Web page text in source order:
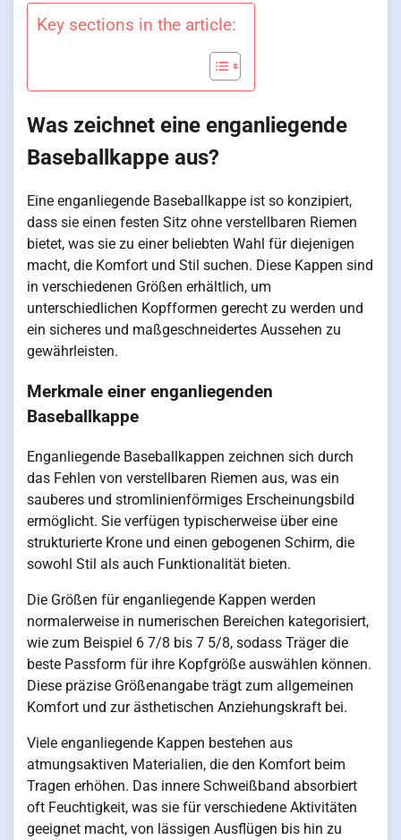
Key sections in the article:
Was zeichnet eine enganliegende
Baseballkappe aus?
Eine enganliegende Baseballkappe ist so konzipiert,
dass sie einen festen Sitz ohne verstellbaren Riemen
bietet, was sie zu einer beliebten Wahl für diejenigen
macht, die Komfort und Stil suchen. Diese Kappen sind
in verschiedenen Größen erhältlich, um
unterschiedlichen Kopfformen gerecht zu werden und
ein sicheres und maßgeschneidertes Aussehen zu
gewährleisten.
Merkmale einer enganliegenden
Baseballkappe
Enganliegende Baseballkappen zeichnen sich durch
das Fehlen von verstellbaren Riemen aus, was ein
sauberes und stromlinienförmiges Erscheinungsbild
ermöglicht. Sie verfügen typischerweise über eine
strukturierte Krone und einen gebogenen Schirm, die
sowohl Stil als auch Funktionalität bieten.
Die Größen für enganliegende Kappen werden
normalerweise in numerischen Bereichen kategorisiert,
wie zum Beispiel 6 7/8 bis 7 5/8, sodass Träger die
beste Passform für ihre Kopfgröße auswählen können.
Diese präzise Größenangabe trägt zum allgemeinen
Komfort und zur ästhetischen Anziehungskraft bei.
Viele enganliegende Kappen bestehen aus
atmungsaktiven Materialien, die den Komfort beim
Tragen erhöhen. Das innere Schweißband absorbiert
oft Feuchtigkeit, was sie für verschiedene Aktivitäten
geeignet macht, von lässigen Ausflügen bis hin zu